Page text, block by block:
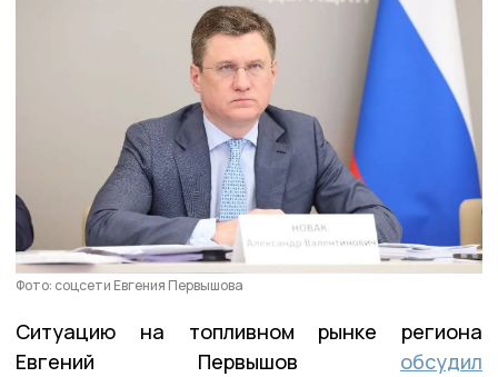
Фото: соцсети Евгения Первышова
Ситуацию на топливном рынке региона
Евгений Первышов обсудил